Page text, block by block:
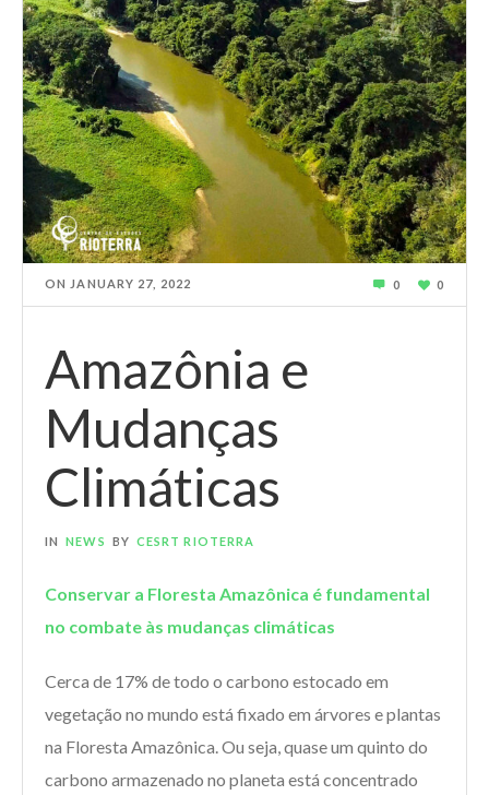
ON JANUARY 27, 2022 0 0
Amazônia e
Mudanças
Climáticas
IN NEWS BY CESRT RIOTERRA
Conservar a Floresta Amazônica é fundamental
no combate às mudanças climáticas
Cerca de 17% de todo o carbono estocado em
vegetação no mundo está fixado em árvores e plantas
na Floresta Amazônica. Ou seja, quase um quinto do
carbono armazenado no planeta está concentrado